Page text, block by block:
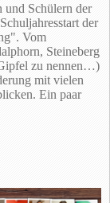
und Schülern der
der
Vom
Steineberg
zu nennen…)
mit vielen
Ein paar